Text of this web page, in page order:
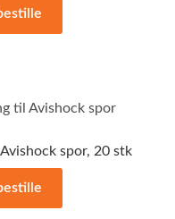
spor, 20 stk